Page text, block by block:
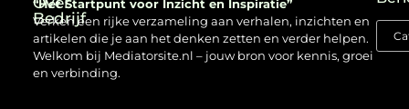
Bedrijf
“Het Startpunt voor Inzicht en Inspiratie”
Verken een rijke verzameling aan verhalen, inzichten en
artikelen die je aan het denken zetten en verder helpen.
Welkom bij Mediatorsite.nl – jouw bron voor kennis, groei
en verbinding.